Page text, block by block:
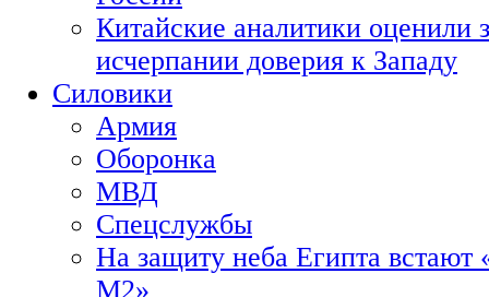
Китайские аналитики оценили
исчерпании доверия к Западу
Силовики
Армия
Оборонка
МВД
Спецслужбы
На защиту неба Египта встают
М2»